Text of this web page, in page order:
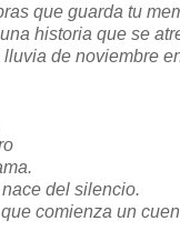
que guarda tu
historia que se
de noviembre
del silencio.
comienza un